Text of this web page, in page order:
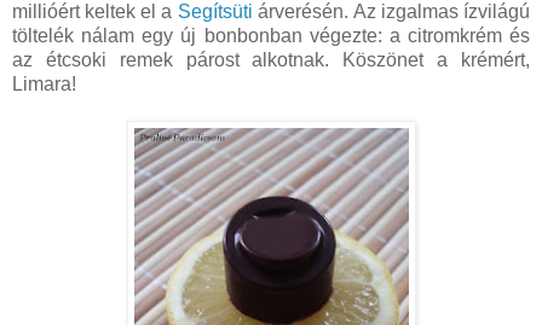
millióért keltek el a Segítsüti árverésén. Az izgalmas ízvilágú
töltelék nálam egy új bonbonban végezte: a citromkrém és
az étcsoki remek párost alkotnak. Köszönet a krémért,
Limara!